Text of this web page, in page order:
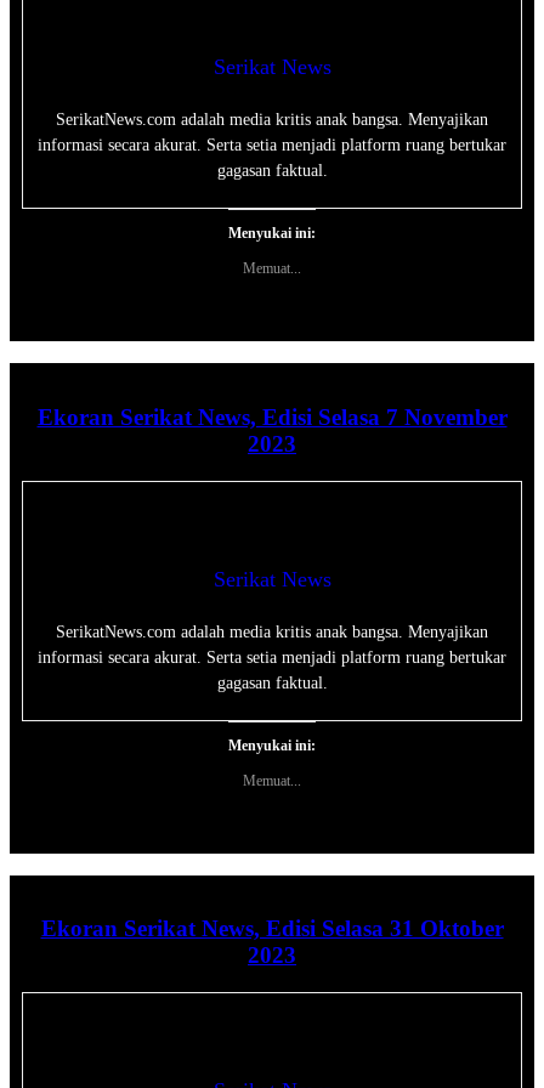
Serikat News
SerikatNews.com adalah media kritis anak bangsa. Menyajikan
informasi secara akurat. Serta setia menjadi platform ruang bertukar
gagasan faktual.
Menyukai ini:
Memuat...
Ekoran Serikat News, Edisi Selasa 7 November
2023
Serikat News
SerikatNews.com adalah media kritis anak bangsa. Menyajikan
informasi secara akurat. Serta setia menjadi platform ruang bertukar
gagasan faktual.
Menyukai ini:
Memuat...
Ekoran Serikat News, Edisi Selasa 31 Oktober
2023